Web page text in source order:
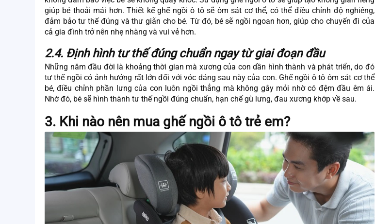
giúp bé thoải mái hơn. Thiết kế ghế ngồi ô tô sẽ ôm sát cơ thể, có thể điều chỉnh độ nghiêng,
đảm bảo tư thế đúng và thư giãn cho bé. Từ đó, bé sẽ ngồi ngoan hơn, giúp cho chuyến đi của
cả gia đình trở nên nhẹ nhàng và vui vẻ hơn.
2.4. Định hình tư thế đúng chuẩn ngay từ giai đoạn đầu
Những năm đầu đời là khoảng thời gian mà xương của con dần hình thành và phát triển, do đó
tư thế ngồi có ảnh hưởng rất lớn đối với vóc dáng sau này của con. Ghế ngồi ô tô ôm sát cơ thể
bé, điều chỉnh phần lưng của con luôn ngồi thẳng mà không gây mỏi nhờ có đệm đầu êm ái.
Nhờ đó, bé sẽ hình thành tư thế ngồi đúng chuẩn, hạn chế gù lưng, đau xương khớp về sau.
3. Khi nào nên mua ghế ngồi ô tô trẻ em?